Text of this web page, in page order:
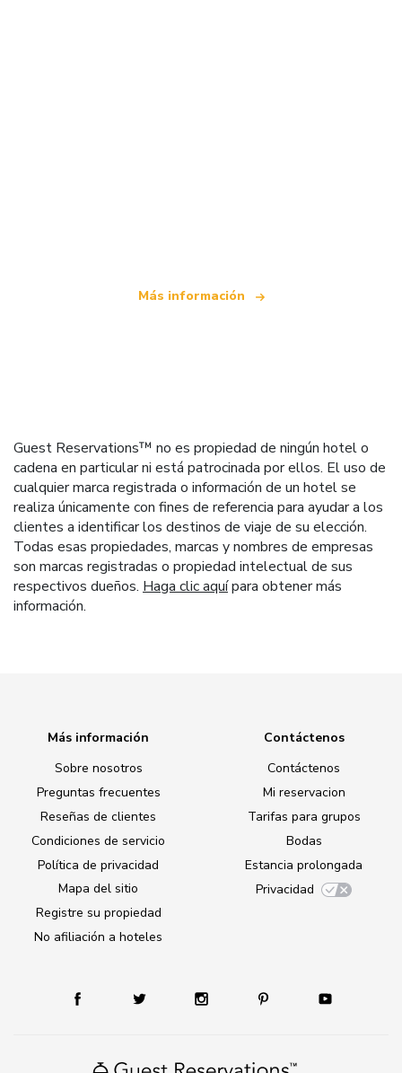
Más información
Guest Reservations™ no es propiedad de ningún hotel o
cadena en particular ni está patrocinada por ellos. El uso de
cualquier marca registrada o información de un hotel se
realiza únicamente con fines de referencia para ayudar a los
clientes a identificar los destinos de viaje de su elección.
Todas esas propiedades, marcas y nombres de empresas
son marcas registradas o propiedad intelectual de sus
respectivos dueños. Haga clic aquípara obtener más
información.
Más información
Sobre nosotros
Preguntas frecuentes
Reseñas de clientes
Condiciones de servicio
Política de privacidad
Mapa del sitio
Registre su propiedad
No afiliación a hoteles
Contáctenos
Contáctenos
Mi reservacion
Tarifas para grupos
Bodas
Estancia prolongada
Privacidad